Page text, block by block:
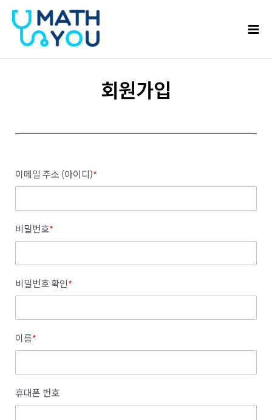
건너뛰기
회원가입
이메일 주소 (아이디)*
비밀번호*
비밀번호 확인*
이름*
휴대폰 번호